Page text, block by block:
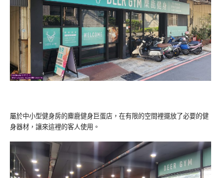
屬於中小型健身房的麋鹿健身巨蛋店，在有限的空間裡擺放了必要的健
身器材，讓來這裡的客人使用。